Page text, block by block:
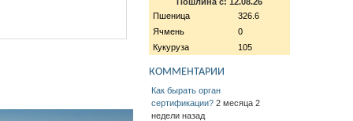
Пшеница
326.6
Ячмень
0
Кукуруза
105
КОММЕНТАРИИ
Как бырать орган
сертификации? 2 месяца 2
недели назад